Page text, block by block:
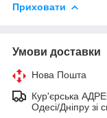
Приховати
Умови доставки
Нова Пошта
Кур'єрська
Одесі/Дніпру зі